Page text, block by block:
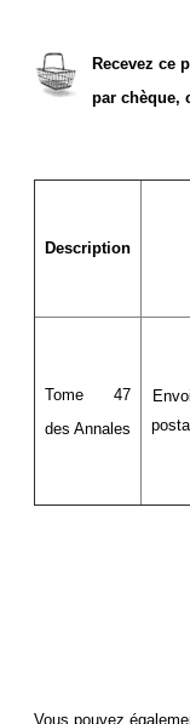
Recevez ce
par chèque,
Description
Tome 47
des Annales
Envoi
postal
Vous pouvez